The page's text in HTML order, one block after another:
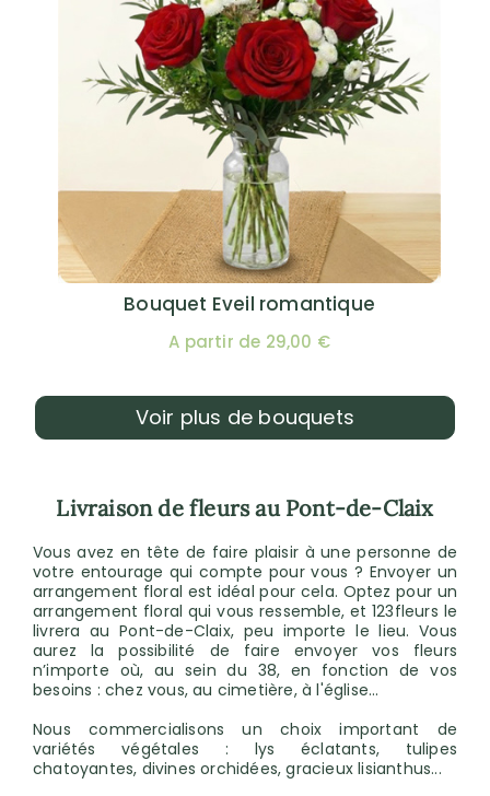
Bouquet Eveil romantique
A partir de 29,00 €
Voir plus de bouquets
Livraison de fleurs au Pont-de-Claix
Vous avez en tête de faire plaisir à une personne de
votre entourage qui compte pour vous ? Envoyer un
arrangement floral est idéal pour cela. Optez pour un
arrangement floral qui vous ressemble, et 123fleurs le
livrera au Pont-de-Claix, peu importe le lieu. Vous
aurez la possibilité de faire envoyer vos fleurs
n’importe où, au sein du 38, en fonction de vos
besoins : chez vous, au cimetière, à l'église...
Nous commercialisons un choix important de
variétés végétales : lys éclatants, tulipes
chatoyantes, divines orchidées, gracieux lisianthus...